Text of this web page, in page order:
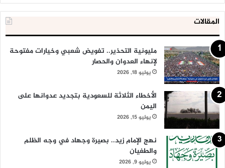
المقالات
مليونية التحذير.. تفويض شعبي وخيارات مفتوحة
لإنهاء العدوان والحصار
يوليو 18, 2026
الأخطاء الثلاثة للسعودية بتجديد عدوانها على
اليمن
يوليو 15, 2026
نهج الإمام زيد.. بصيرة وجهاد في وجه الظلم
والطغيان
يوليو 9, 2026